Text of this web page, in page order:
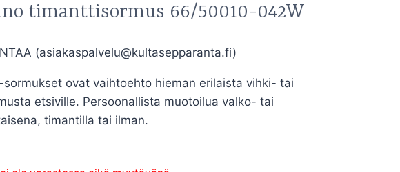
timanttisormus 66/50010-042W
(asiakaspalvelu@kultasepparanta.fi)
sormukset ovat vaihtoehto hieman erilaista vihki- tai
etsiville. Persoonallista muotoilua valko- tai
timantilla tai ilman.